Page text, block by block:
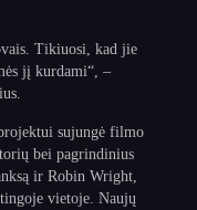
Tikiuosi, kad jie
jį kurdami“, –
sujungė filmo
bei pagrindinius
ir Robin Wright,
vietoje. Naujų